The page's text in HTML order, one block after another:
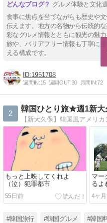
グルメ体験と文化
食事に焦点を当てながらも歴史や
伝えます。地方の名物から伝統的
彩なグルメ情報とともに観光の魅
旅や、バリアフリー情報も丁寧に
える構成です。
1951708
週間IN:15 週間OUT:30 月間IN:72
2
【新大久保】韓国風アメリ
もっと上映してくれよ
（泣）犯罪都市
55日前
マー
るよ
4ヶ
#韓国旅行 #韓国グルメ #韓国